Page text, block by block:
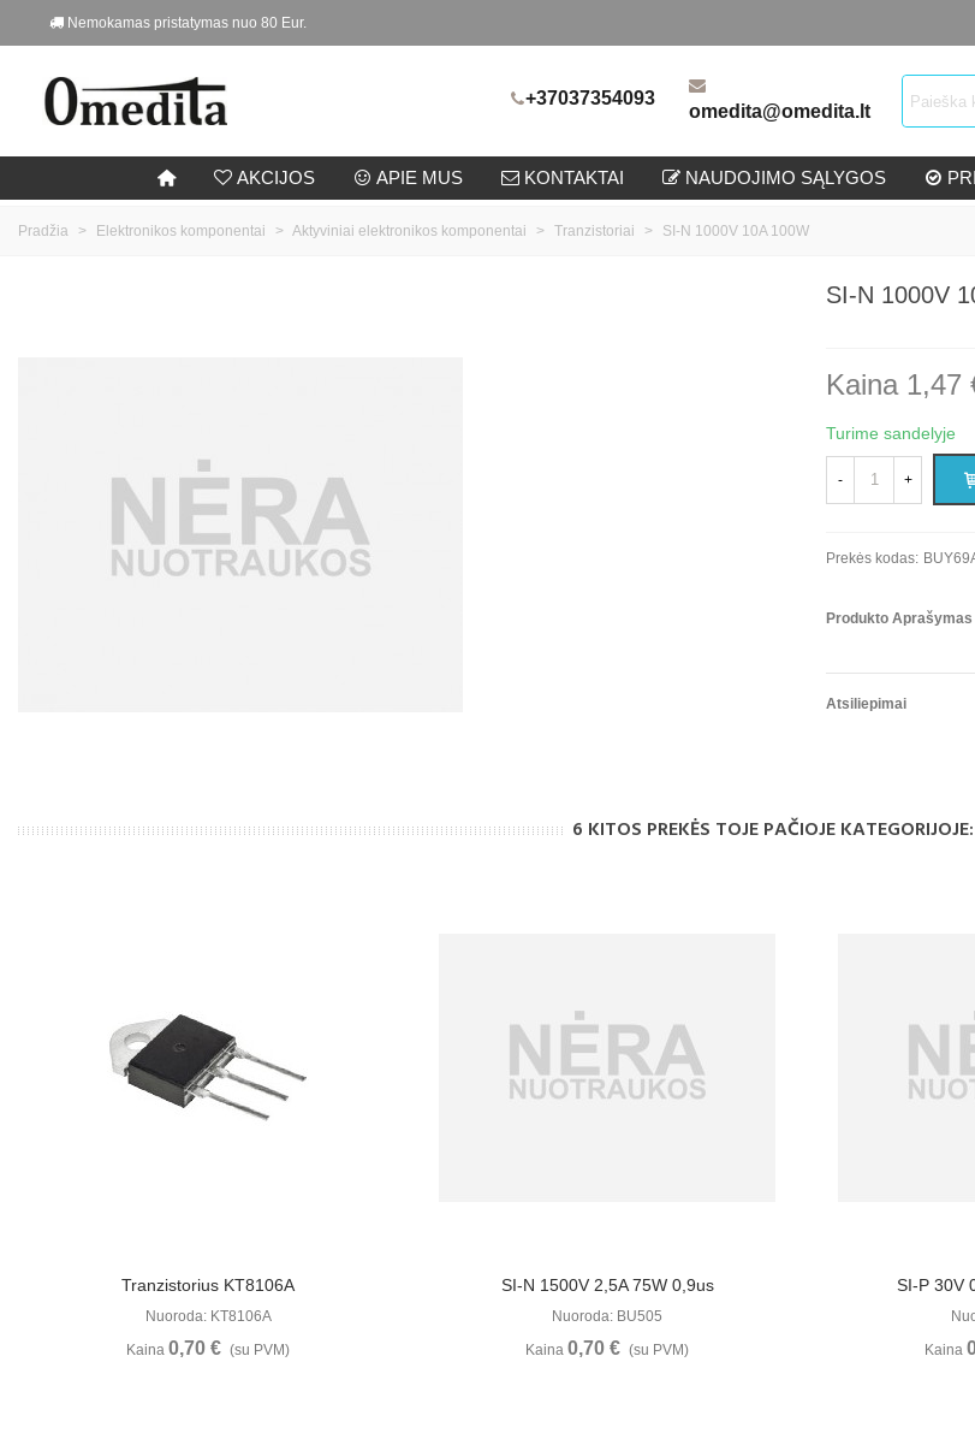
Nemokamas pristatymas nuo 80 Eur.
+37037354093
omedita@omedita.lt
AKCIJOS APIE MUS KONTAKTAI NAUDOJIMO SĄLYGOS
Pradžia > Elektronikos komponentai > Aktyviniai elektronikos komponentai > Tranzistoriai > SI-N 1000V 10A 100W
SI-N 1000V
Kaina 1,47
Turime sandelyje
- +
Prekės kodas:
Produkto Aprašymas
Atsiliepimai
6 KITOS PREKĖS TOJE PAČIOJE KATEGORIJOJE:
Žiūrėti Daugiau
Tranzistorius KT8106A
Nuoroda: KT8106A
Kaina 0,70 € (su PVM)
Žiūrėti Daugiau
SI-N 1500V 2,5A 75W 0,9us
Nuoroda: BU505
Kaina 0,70 € (su PVM)
SI-P 30V
Kaina